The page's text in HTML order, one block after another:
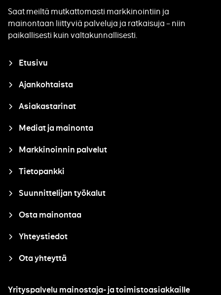
Saat meiltä mutkattomasti markkinointiin ja
mainontaan liittyviä palveluja ja ratkaisuja – niin
paikallisesti kuin valtakunnallisesti.
Closure
Etusivu
Ajankohtaista
Asiakastarinat
Mediat ja mainonta
Markkinoinnin palvelut
Tietopankki
Suunnittelijan työkalut
Osta mainontaa
Yhteystiedot
Ota yhteyttä
Yrityspalvelu mainostaja- ja toimistoasiakkaille